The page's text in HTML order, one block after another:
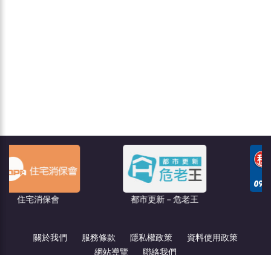
都市更新－危老王 聯億廣告
關於我們 服務條款 隱私權政策
資料使用政策
網站導覽
聯絡我們